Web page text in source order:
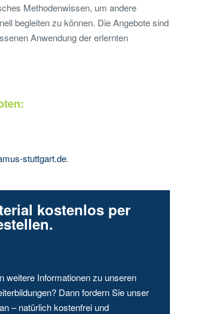
Methodenwissen, um andere
begleiten zu können. Die Angebote sind
Anwendung der erlernten
stuttgart.de.
kostenlos per
weitere Informationen zu unseren
Dann fordern Sie unser
– natürlich kostenfrei und